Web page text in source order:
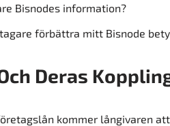
Bisnodes information?
förbättra mitt Bisnode
Deras
kommer långivaren